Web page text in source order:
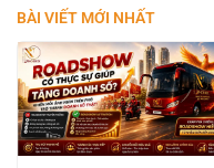
BÀI VIẾT MỚI NHẤT